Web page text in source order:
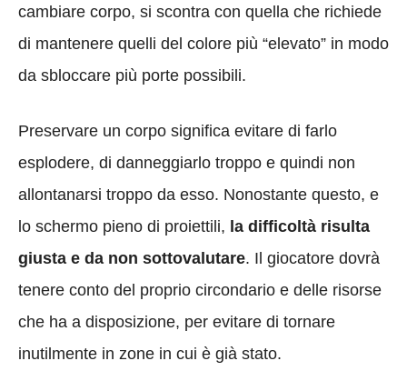
cambiare corpo, si scontra con quella che richiede
di mantenere quelli del colore più “elevato” in modo
da sbloccare più porte possibili.
Preservare un corpo significa evitare di farlo
esplodere, di danneggiarlo troppo e quindi non
allontanarsi troppo da esso. Nonostante questo, e
lo schermo pieno di proiettili, la difficoltà risulta
giusta e da non sottovalutare. Il giocatore dovrà
tenere conto del proprio circondario e delle risorse
che ha a disposizione, per evitare di tornare
inutilmente in zone in cui è già stato.